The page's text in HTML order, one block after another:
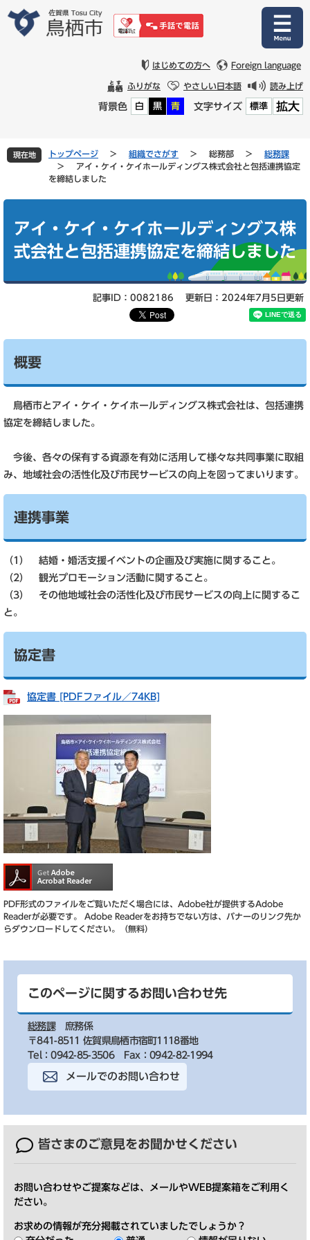
文
はじめての方へ Foreign language
ふりがな やさしい日本語 読み上げ
背景色 白 黒 青 文字サイズ 標準 拡大
現在地 トップページ > 組織でさがす > 総務部 >
総務課
>
アイ・ケイ・ケイホールディングス株式会社と包括連携協定
を締結しました
アイ・ケイ・ケイホールディングス株
式会社と包括連携協定を締結しました
記事ID：0082186 更新日：2024年7月5日更新
概要
鳥栖市とアイ・ケイ・ケイホールディングス株式会社は、包括連携
協定を締結しました。
今後、各々の保有する資源を有効に活用して様々な共同事業に取組
み、地域社会の活性化及び市民サービスの向上を図ってまいります。
連携事業
（1） 結婚・婚活支援イベントの企画及び実施に関すること。
（2） 観光プロモーション活動に関すること。
（3） その他地域社会の活性化及び市民サービスの向上に関するこ
と。
協定書
協定書 [PDFファイル／74KB]
PDF形式のファイルをご覧いただく場合には、Adobe社が提供するAdobe
Readerが必要です。
Adobe Readerをお持ちでない方は、バナーのリンク先か
らダウンロードしてください。（無料）
このページに関するお問い合わせ先
総務課
庶務係
〒841-8511 佐賀県鳥栖市宿町1118番地
Tel：0942-85-3506
Fax：0942-82-1994
メールでのお問い合わせ
皆さまのご意見をお聞かせください
お問い合わせやご提案などは、メールやWEB提案箱をご利用く
ださい。
お求めの情報が充分掲載されていましたでしょうか？